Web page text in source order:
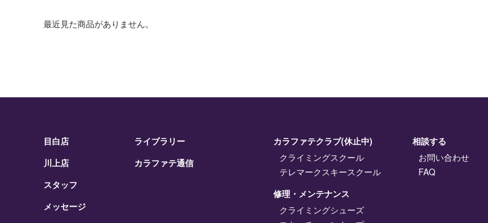
最近見た商品がありません。
目白店
川上店
スタッフ
メッセージ
ライブラリー
カラファテ通信
カラファテクラブ(休止中)
クライミングスクール
テレマークスキースクール
修理・メンテナンス
クライミングシューズ
相談する
お問い合わせ
FAQ